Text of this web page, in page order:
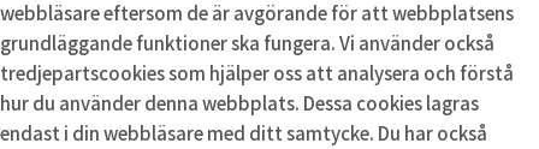
webbläsare eftersom de är avgörande för att webbplatsens
grundläggande funktioner ska fungera. Vi använder också
tredjepartscookies som hjälper oss att analysera och förstå
hur du använder denna webbplats. Dessa cookies lagras
endast i din webbläsare med ditt samtycke. Du har också